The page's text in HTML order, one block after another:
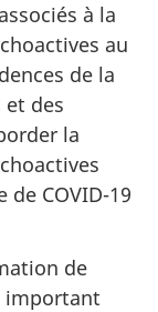
à la
au
de la
et des
la
COVID-19
de
important